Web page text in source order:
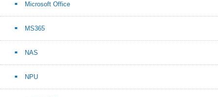
Microsoft Office
MS365
NAS
NPU